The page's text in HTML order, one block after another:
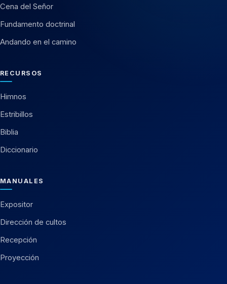
Cena del Señor
Fundamento doctrinal
Andando en el camino
RECURSOS
Himnos
Estribillos
Biblia
Diccionario
MANUALES
Expositor
Dirección de cultos
Recepción
Proyección